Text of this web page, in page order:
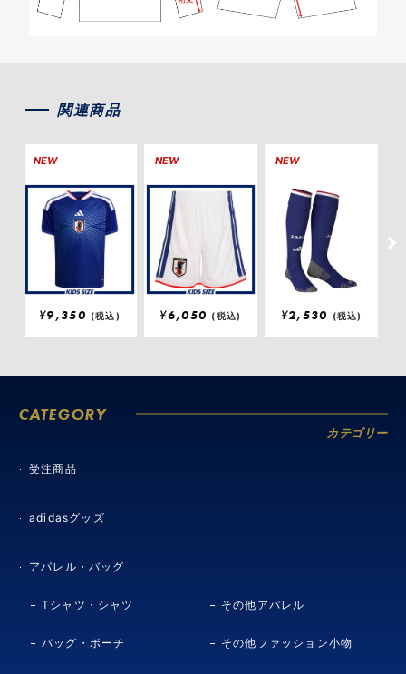
関連商品
NEW
¥9,350 (税込)
NEW
¥6,050 (税込)
NEW
¥2,530 (税込)
CATEGORY
カテゴリー
受注商品
adidasグッズ
アパレル・バッグ
Tシャツ・シャツ その他アパレル
バッグ・ポーチ その他ファッション小物